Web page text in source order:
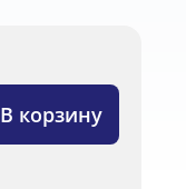
В корзину